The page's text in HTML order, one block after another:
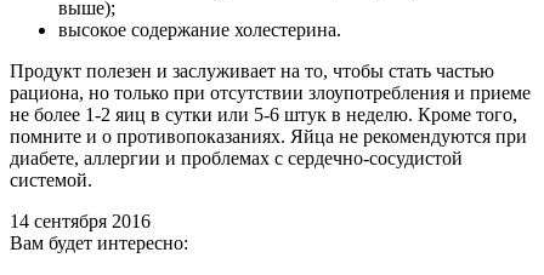
выше);
высокое содержание холестерина.
Продукт полезен и заслуживает на то, чтобы стать частью
рациона, но только при отсутствии злоупотребления и приеме
не более 1-2 яиц в сутки или 5-6 штук в неделю. Кроме того,
помните и о противопоказаниях. Яйца не рекомендуются при
диабете, аллергии и проблемах с сердечно-сосудистой
системой.
14 сентября 2016
Вам будет интересно: